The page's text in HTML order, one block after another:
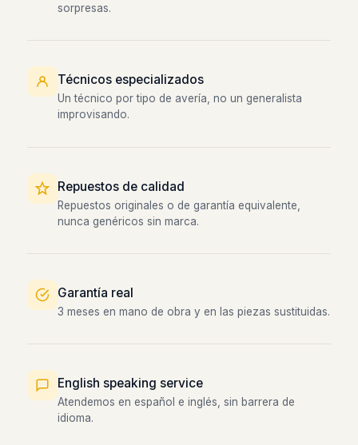
sorpresas.
Técnicos especializados
Un técnico por tipo de avería, no un generalista
improvisando.
Repuestos de calidad
Repuestos originales o de garantía equivalente,
nunca genéricos sin marca.
Garantía real
3 meses en mano de obra y en las piezas sustituidas.
English speaking service
Atendemos en español e inglés, sin barrera de
idioma.